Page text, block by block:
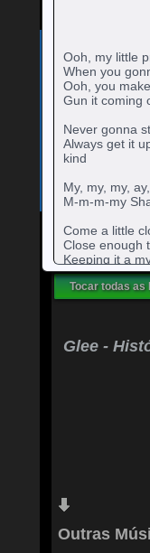
Ooh, my little
When you
Ooh, you
Gun it coming
Never gonna
Always get it
kind
My, my, my,
M-m-m-my
Come a little
Close enough
Keeping it a
Running down
Never gonna
Always get it
When you
It is just a
Or is it just a
Always get it
Bandas e
0-9
-
com
números
Artistas
A
B
B
rtistas
com
I
com
R
rtistas
com
SrtistasT
Mande para o
Tocar todas as
Glee -
Outras